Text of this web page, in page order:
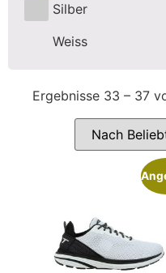
Silber
Weiss
Ergebnisse 33 – 37